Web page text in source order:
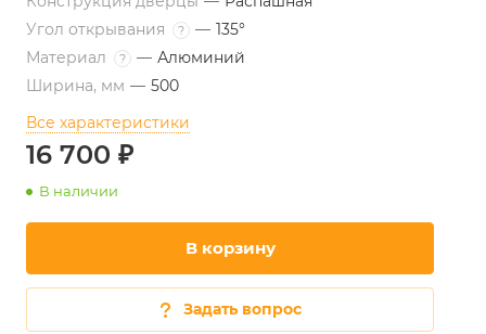
Угол открывания
? — 135°
Материал
? — Алюминий
Ширина, мм — 500
Все характеристики
16 700 ₽
В наличии
В корзину
Задать вопрос